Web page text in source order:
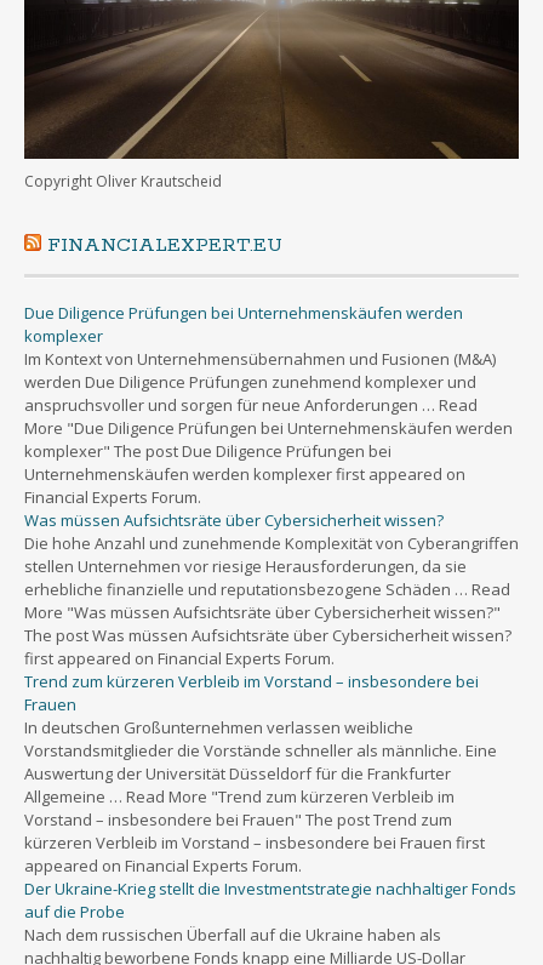
Copyright Oliver Krautscheid
FINANCIALEXPERT.EU
Due Diligence Prüfungen bei Unternehmenskäufen werden
komplexer
Im Kontext von Unternehmensübernahmen und Fusionen (M&A)
werden Due Diligence Prüfungen zunehmend komplexer und
anspruchsvoller und sorgen für neue Anforderungen … Read
More "Due Diligence Prüfungen bei Unternehmenskäufen werden
komplexer" The post Due Diligence Prüfungen bei
Unternehmenskäufen werden komplexer first appeared on
Financial Experts Forum.
Was müssen Aufsichtsräte über Cybersicherheit wissen?
Die hohe Anzahl und zunehmende Komplexität von Cyberangriffen
stellen Unternehmen vor riesige Herausforderungen, da sie
erhebliche finanzielle und reputationsbezogene Schäden … Read
More "Was müssen Aufsichtsräte über Cybersicherheit wissen?"
The post Was müssen Aufsichtsräte über Cybersicherheit wissen?
first appeared on Financial Experts Forum.
Trend zum kürzeren Verbleib im Vorstand – insbesondere bei
Frauen
In deutschen Großunternehmen verlassen weibliche
Vorstandsmitglieder die Vorstände schneller als männliche. Eine
Auswertung der Universität Düsseldorf für die Frankfurter
Allgemeine … Read More "Trend zum kürzeren Verbleib im
Vorstand – insbesondere bei Frauen" The post Trend zum
kürzeren Verbleib im Vorstand – insbesondere bei Frauen first
appeared on Financial Experts Forum.
Der Ukraine-Krieg stellt die Investmentstrategie nachhaltiger Fonds
auf die Probe
Nach dem russischen Überfall auf die Ukraine haben als
nachhaltig beworbene Fonds knapp eine Milliarde US-Dollar